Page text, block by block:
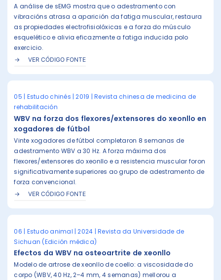
A análise de sEMG mostra que o adestramento con
vibracións atrasa a aparición da fatiga muscular, restaura
as propiedades electrofisiolóxicas e a forza do músculo
esquelético e alivia eficazmente a fatiga inducida polo
exercicio.
VER CÓDIGO FONTE
05 | Estudo chinés | 2019 | Revista chinesa de medicina de
rehabilitación
WBV na forza dos flexores/extensores do xeonllo en
xogadores de fútbol
Vinte xogadores de fútbol completaron 8 semanas de
adestramento WBV a 30 Hz. A forza máxima dos
flexores/extensores do xeonllo e a resistencia muscular foron
significativamente superiores ao grupo de adestramento de
forza convencional.
VER CÓDIGO FONTE
06 | Estudo animal | 2024 | Revista da Universidade de
Sichuan (Edición médica)
Efectos da WBV na osteoartrite de xeonllo
Modelo de artrose de xeonllo de coello: a viscosidade do
corpo (WBV, 40 Hz, 2–4 mm, 4 semanas) mellorou a